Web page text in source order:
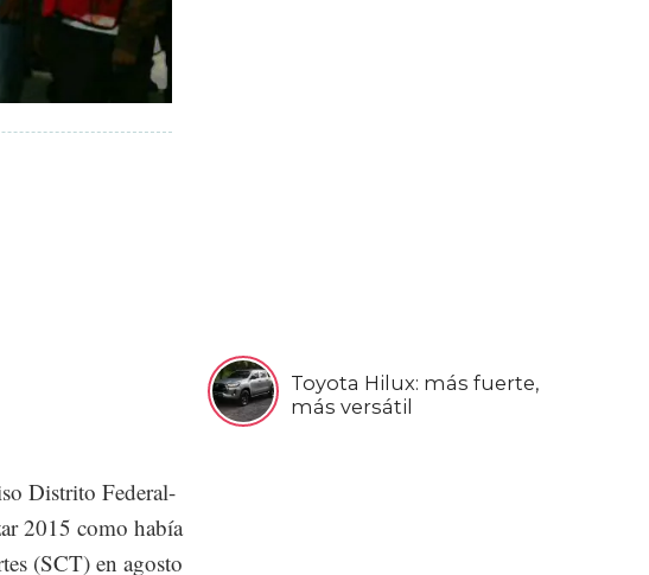
Toyota Hilux: más fuerte,
más versátil
Distrito Federal-
2015 como había
(SCT) en agosto